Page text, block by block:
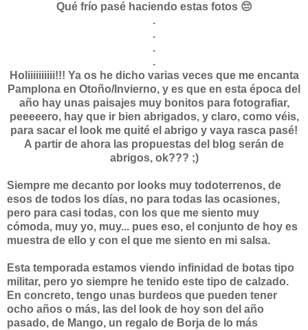
Qué frío pasé haciendo estas fotos 😔
.
.
.
.
Holiiiiiiiiii!!! Ya os he dicho varias veces que me encanta
Pamplona en Otoño/Invierno, y es que en esta época del
año hay unas paisajes muy bonitos para fotografiar,
peeeeero, hay que ir bien abrigados, y claro, como véis,
para sacar el look me quité el abrigo y vaya rasca pasé!
A partir de ahora las propuestas del blog serán de
abrigos, ok??? ;)
Siempre me decanto por looks muy todoterrenos, de
esos de todos los días, no para todas las ocasiones,
pero para casi todas, con los que me siento muy
cómoda, muy yo, muy... pues eso, el conjunto de hoy es
muestra de ello y con el que me siento en mi salsa.
Esta temporada estamos viendo infinidad de botas tipo
militar, pero yo siempre he tenido este tipo de calzado.
En concreto, tengo unas burdeos que pueden tener
ocho años o más, las del look de hoy son del año
pasado, de Mango, un regalo de Borja de lo más